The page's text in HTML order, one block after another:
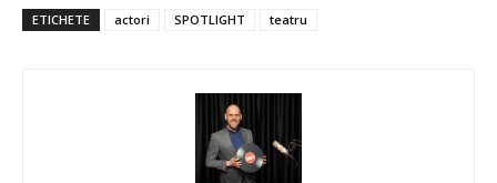
ETICHETE actori SPOTLIGHT teatru